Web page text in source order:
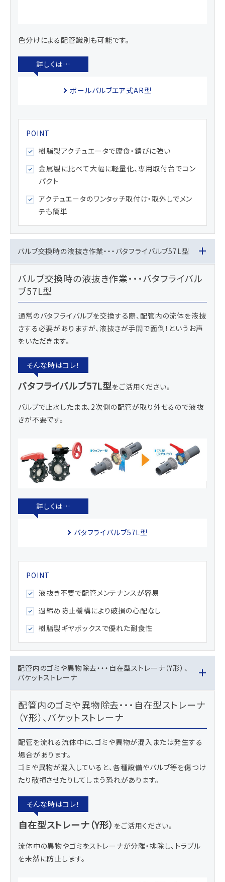
色分けによる配管識別も可能です。
ボールバルブエア式AR型
樹脂製アクチュエータで腐食・錆びに強い
金属製に比べて大幅に軽量化、専用取付台でコン
パクト
アクチュエータのワンタッチ取付け・取外しでメン
テも簡単
バルブ交換時の液抜き作業・・・バタフライバルブ57L型
バルブ交換時の液抜き作業・・・バタフライバル
ブ57L型
通常のバタフライバルブを交換する際、配管内の流体を液抜
きする必要がありますが、液抜きが手間で面倒！というお声
をいただきます。
バタフライバルブ57L型をご活用ください。
バルブで止水したまま、2次側の配管が取り外せるので液抜
きが不要です。
バタフライバルブ57L型
液抜き不要で配管メンテナンスが容易
過締め防止機構により破損の心配なし
樹脂製ギヤボックスで優れた耐食性
配管内のゴミや異物除去・・・自在型ストレーナ（Y形）、
バケットストレーナ
配管内のゴミや異物除去・・・自在型ストレーナ
（Y形）、バケットストレーナ
配管を流れる流体中に、ゴミや異物が混入または発生する
場合があります。
ゴミや異物が混入していると、各種設備やバルブ等を傷つけ
たり破損させたりしてしまう恐れがあります。
自在型ストレーナ（Y形） をご活用ください。
流体中の異物やゴミをストレーナが分離・排除し、トラブル
を未然に防止します。